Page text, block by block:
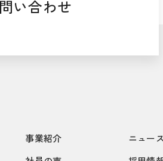
い合わせ
事業紹介
ニュース